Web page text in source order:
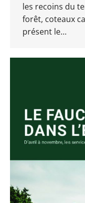
les recoins du
forêt, coteaux
présent le…